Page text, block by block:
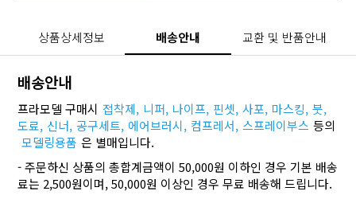
상품상세정보 배송안내 교환 및 반품안내
배송안내
프라모델 구매시 접착제, 니퍼, 나이프, 핀셋, 사포, 마스킹, 붓,
도료, 신너, 공구세트, 에어브러시, 컴프레서, 스프레이부스 등의
모델링용품 은 별매입니다.
- 주문하신 상품의 총합계금액이 50,000원 이하인 경우 기본 배송
료는 2,500원이며, 50,000원 이상인 경우 무료 배송해 드립니다.